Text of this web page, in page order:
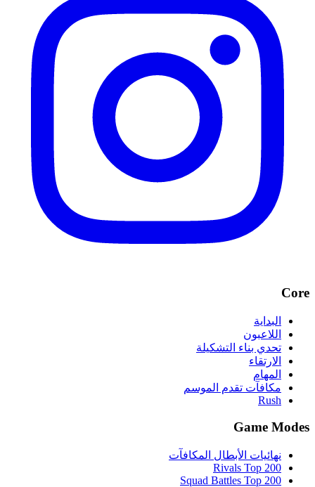
Core
البداية
اللاعبون
تحدي بناء التشكيلة
الارتقاء
المهام
مكافآت تقدم الموسم
Rush
Game Modes
نهائيات الأبطال المكافآت
Rivals Top 200
Squad Battles Top 200